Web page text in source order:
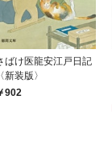
ばけ医龍安江戸日記
〈新装版〉
902